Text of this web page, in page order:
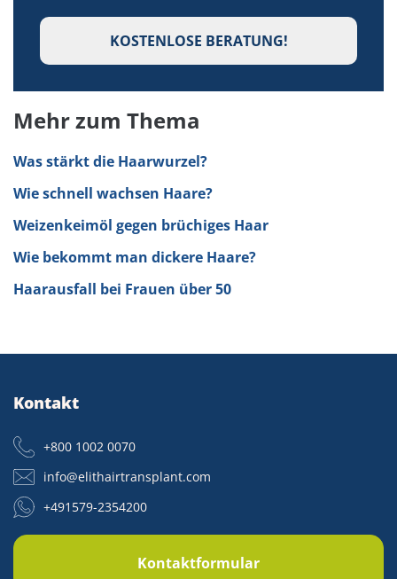
KOSTENLOSE BERATUNG!
Mehr zum Thema
Was stärkt die Haarwurzel?
Wie schnell wachsen Haare?
Weizenkeimöl gegen brüchiges Haar
Wie bekommt man dickere Haare?
Haarausfall bei Frauen über 50
Kontakt
+800 1002 0070
info@elithairtransplant.com
+491579-2354200
Kontaktformular